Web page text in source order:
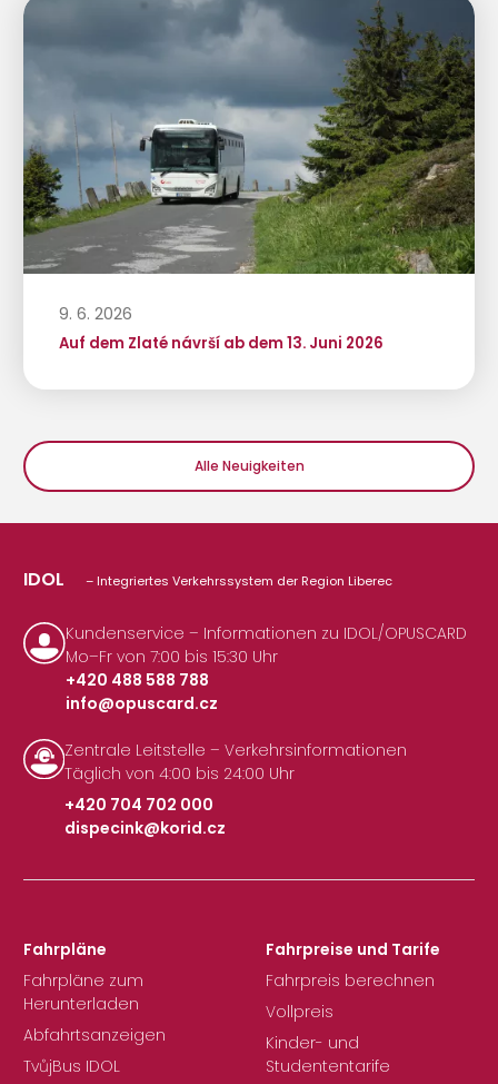
9. 6. 2026
Auf dem Zlaté návrší ab dem 13. Juni 2026
Alle Neuigkeiten
IDOL – Integriertes Verkehrssystem der Region Liberec
Kundenservice – Informationen zu IDOL/OPUSCARD
Mo–Fr von 7:00 bis 15:30 Uhr
+420 488 588 788
|
info@opuscard.cz
Zentrale Leitstelle – Verkehrsinformationen
Täglich von 4:00 bis 24:00 Uhr
+420 704 702 000
|
dispecink@korid.cz
Fahrpläne
Fahrpläne zum
Herunterladen
Abfahrtsanzeigen
TvůjBus IDOL
Fahrpreise und Tarife
Fahrpreis berechnen
Vollpreis
Kinder- und
Studententarife